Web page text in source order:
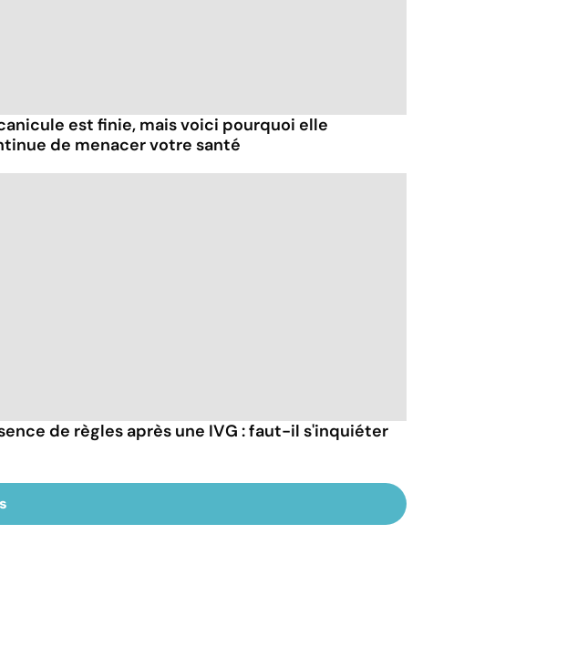
est finie, mais voici pourquoi elle
de menacer votre santé
de règles après une IVG : faut-il s'inquiéter